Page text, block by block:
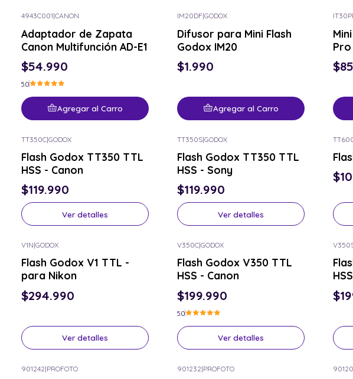
4943C001|CANON
Adaptador de Zapata
Canon Multifunción AD-E1
$54.990
5.0
Agregar al Carro
IM20DF|GODOX
Difusor para Mini Flash
Godox IM20
$1.990
Agregar al Carro
TT350C|GODOX
Flash Godox TT350 TTL
HSS - Canon
$119.990
Ver detalles
TT350S|GODOX
Flash Godox TT350 TTL
HSS - Sony
$119.990
Ver detalles
V1N|GODOX
Flash Godox V1 TTL -
para Nikon
$294.990
Ver detalles
V350C|GODOX
Flash Godox V350 TTL
HSS - Canon
$199.990
5.0
Ver detalles
901242|PROFOTO 901232|PROFOTO